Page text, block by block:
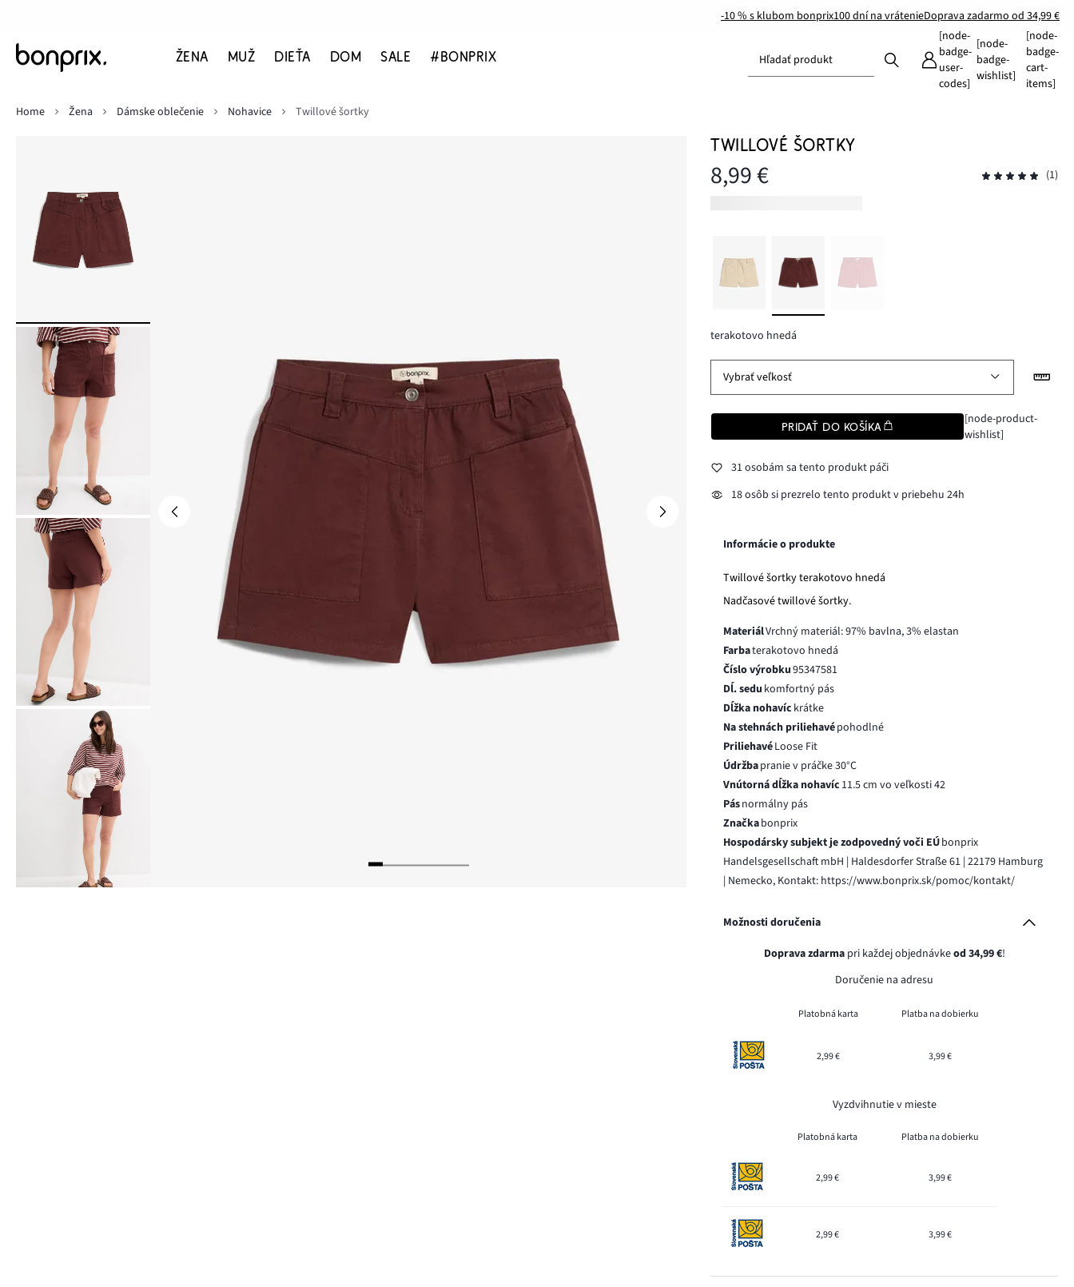
-10 % s klubom bonprix100 dní na vrátenieDoprava zadarmo od 34,99 €
ŽENA MUŽ DIEŤA DOM SALE #BONPRIX Hľadať produkt
[node-
badge-
user-
codes]
[node-
badge-
wishlist]
[node-
badge-
cart-
items]
Home
Žena Dámske oblečenie Nohavice Twillové šortky
TWILLOVÉ ŠORTKY
8,99 € (1)
terakotovo hnedá
Vybrať veľkosť
PRIDAŤ DO KOŠÍKA
[node-product-
wishlist]
31 osobám sa tento produkt páči
18 osôb si prezrelo tento produkt v priebehu 24h
Informácie o produkte
Twillové šortky terakotovo hnedá
Nadčasové twillové šortky.
MateriálVrchný materiál: 97% bavlna, 3% elastan
Farbaterakotovo hnedá
Číslo výrobku95347581
Dĺ. sedu komfortný pás
Dĺžka nohavíc krátke
Na stehnách priliehavépohodlné
PriliehavéLoose Fit
Údržbapranie v práčke 30°C
Vnútorná dĺžka nohavíc 11.5 cm vo veľkosti 42
Pásnormálny pás
Značkabonprix
Hospodársky subjekt je zodpovedný voči EÚbonprix
Handelsgesellschaft mbH | Haldesdorfer Straße 61 | 22179 Hamburg
| Nemecko, Kontakt: https://www.bonprix.sk/pomoc/kontakt/
Možnosti doručenia
Doprava zdarmapri každej objednávkeod 34,99 €!
Doručenie na adresu
Platobná karta Platba na dobierku
2,99 € 3,99 €
Vyzdvihnutie v mieste
Platobná karta Platba na dobierku
2,99 € 3,99 €
2,99 € 3,99 €